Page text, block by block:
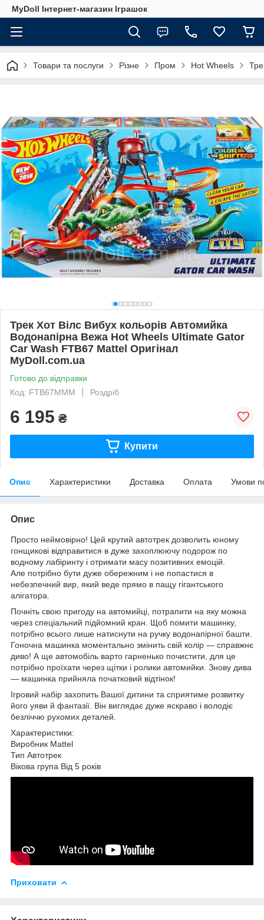
MyDoll Інтернет-магазин Іграшок
Товари та послуги Різне Пром Hot Wheels
Трек Хот Вілс Вибух кольорів Автомийка
Водонапірна Вежа Hot Wheels Ultimate Gator
Car Wash FTB67 Mattel Оригінал
MyDoll.com.ua
Готово до відправки
Код: FTB67MMM
Роздріб
6 195 ₴
Купити
Опис Характеристики Доставка Оплата Умови
Опис
Просто неймовірно! Цей крутий автотрек дозволить юному
гонщикові відправитися в дуже захоплюючу подорож по
водному лабіринту і отримати масу позитивних емоцій.
Але потрібно бути дуже обережним і не попастися в
небезпечний вир, який веде прямо в пащу гігантського
алігатора.
Почніть свою пригоду на автомийці, потрапити на яку можна
через спеціальний підйомний кран. Щоб помити машинку,
потрібно всього лише натиснути на ручку водонапірної башти.
Гоночна машинка моментально змінить свій колір — справжнє
диво! А ще автомобіль варто гарненько почистити, для це
потрібно проїхати через щітки і ролики автомийки. Знову дива
— машинка прийняла початковий відтінок!
Ігровий набір захопить Вашої дитини та сприятиме розвитку
його уяви й фантазії. Він виглядає дуже яскраво і володіє
безліччю рухомих деталей.
Характеристики:
Виробник Mattel
Тип Автотрек
Вікова група Від 5 років
Приховати